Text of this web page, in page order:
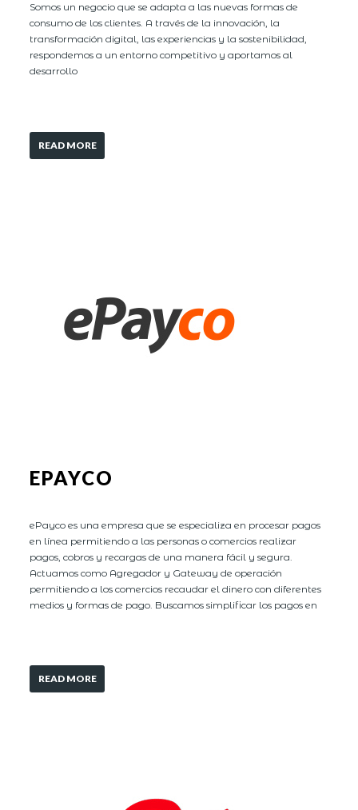
Somos un negocio que se adapta a las nuevas formas de
consumo de los clientes. A través de la innovación, la
transformación digital, las experiencias y la sostenibilidad,
respondemos a un entorno competitivo y aportamos al
desarrollo
READ MORE
EPAYCO
ePayco es una empresa que se especializa en procesar pagos
en línea permitiendo a las personas o comercios realizar
pagos, cobros y recargas de una manera fácil y segura.
Actuamos como Agregador y Gateway de operación
permitiendo a los comercios recaudar el dinero con diferentes
medios y formas de pago. Buscamos simplificar los pagos en
READ MORE